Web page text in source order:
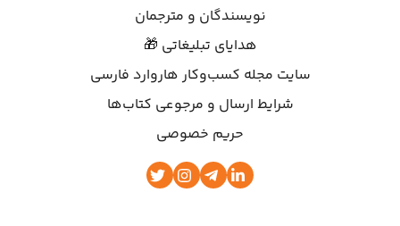
نویسندگان و مترجمان
هدایای تبلیغاتی 🎁
سایت مجله کسب‌وکار هاروارد فارسی
شرایط ارسال و مرجوعی کتاب‌ها
حریم خصوصی